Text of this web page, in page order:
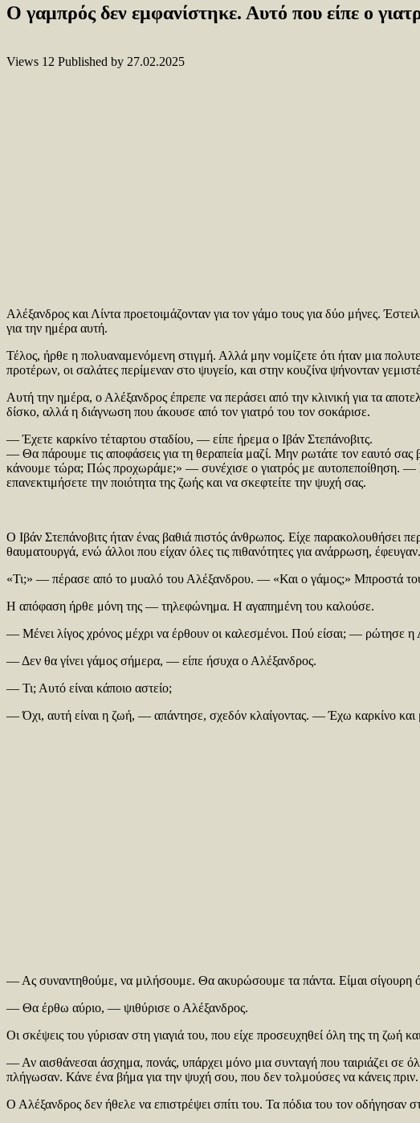
Ο γαμπρός δεν εμφανίστηκε. Αυτό που είπε ο
Views 12 Published by 27.02.2025
Αλέξανδρος και Λίντα προετοιμάζονταν για τον γάμο τους για δύο μήνες.
για την ημέρα αυτή.
Τέλος, ήρθε η πολυαναμενόμενη στιγμή. Αλλά μην νομίζετε ότι ήταν μια
προτέρων, οι σαλάτες περίμεναν στο ψυγείο, και στην κουζίνα ψήνονταν
Αυτή την ημέρα, ο Αλέξανδρος έπρεπε να περάσει από την κλινική για τα
δίσκο, αλλά η διάγνωση που άκουσε από τον γιατρό του τον σοκάρισε.
— Έχετε καρκίνο τέταρτου σταδίου, — είπε ήρεμα ο Ιβάν Στεπάνοβιτς.
— Θα πάρουμε τις αποφάσεις για τη θεραπεία μαζί. Μην ρωτάτε τον εαυτό σας
κάνουμε τώρα; Πώς προχωράμε;» — συνέχισε ο γιατρός με αυτοπεποίθηση. —
επανεκτιμήσετε την ποιότητα της ζωής και να σκεφτείτε την ψυχή σας.
Ο Ιβάν Στεπάνοβιτς ήταν ένας βαθιά πιστός άνθρωπος. Είχε παρακολουθήσει
θαυματουργά, ενώ άλλοι που είχαν όλες τις πιθανότητες για ανάρρωση,
«Τι;» — πέρασε από το μυαλό του Αλέξανδρου. — «Και ο γάμος;» Μπροστά
Η απόφαση ήρθε μόνη της — τηλεφώνημα. Η αγαπημένη του καλούσε.
— Μένει λίγος χρόνος μέχρι να έρθουν οι καλεσμένοι. Πού είσαι; — ρώτησε η
— Δεν θα γίνει γάμος σήμερα, — είπε ήσυχα ο Αλέξανδρος.
— Τι; Αυτό είναι κάποιο αστείο;
— Όχι, αυτή είναι η ζωή, — απάντησε, σχεδόν κλαίγοντας. — Έχω καρκίνο και
— Ας συναντηθούμε, να μιλήσουμε. Θα ακυρώσουμε τα πάντα. Είμαι σίγουρη
— Θα έρθω αύριο, — ψιθύρισε ο Αλέξανδρος.
Οι σκέψεις του γύρισαν στη γιαγιά του, που είχε προσευχηθεί όλη της τη ζωή
— Αν αισθάνεσαι άσχημα, πονάς, υπάρχει μόνο μια συνταγή που ταιριάζει σε
πλήγωσαν. Κάνε ένα βήμα για την ψυχή σου, που δεν τολμούσες να κάνεις
Ο Αλέξανδρος δεν ήθελε να επιστρέψει σπίτι του. Τα πόδια του τον οδήγησαν